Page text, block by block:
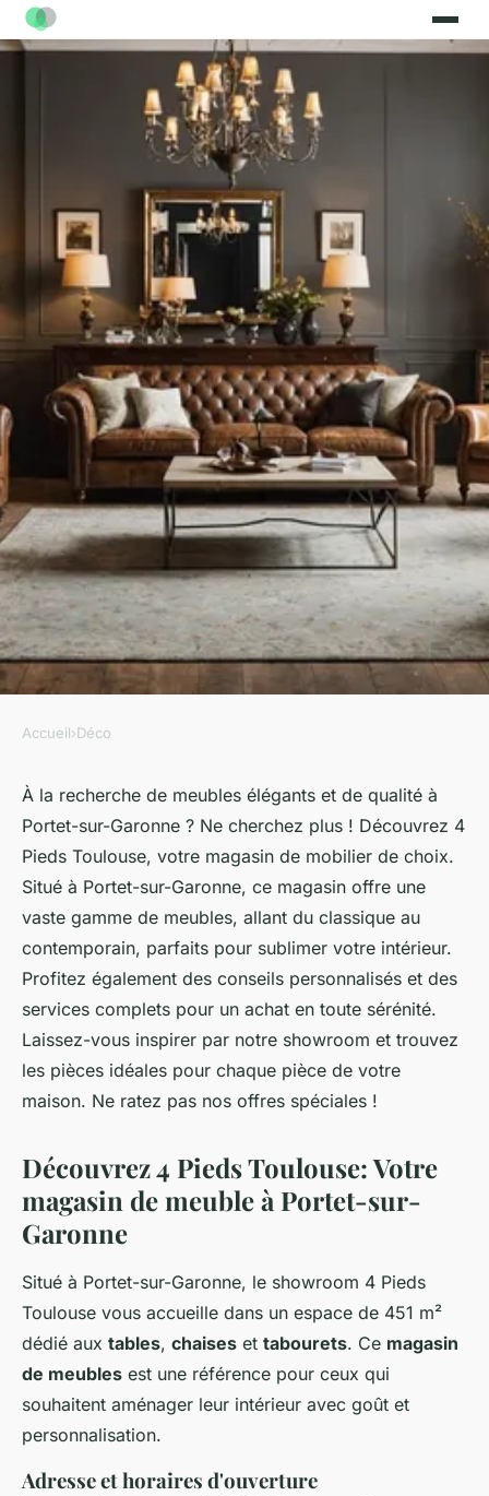
Découvrez 4 pieds toulouse:
votre magasin de meuble à
portet-sur-garonne
sébastienne•14 août 2024•5 min de lecture
Accueil›Déco
À la recherche de meubles élégants et de qualité à
Portet-sur-Garonne ? Ne cherchez plus ! Découvrez 4
Pieds Toulouse, votre magasin de mobilier de choix.
Situé à Portet-sur-Garonne, ce magasin offre une
vaste gamme de meubles, allant du classique au
contemporain, parfaits pour sublimer votre intérieur.
Profitez également des conseils personnalisés et des
services complets pour un achat en toute sérénité.
Laissez-vous inspirer par notre showroom et trouvez
les pièces idéales pour chaque pièce de votre
maison. Ne ratez pas nos offres spéciales !
Découvrez 4 Pieds Toulouse: Votre
magasin de meuble à Portet-sur-
Garonne
Situé à Portet-sur-Garonne, le showroom 4 Pieds
Toulouse vous accueille dans un espace de 451 m²
dédié aux tables, chaises et tabourets. Ce magasin
de meubles est une référence pour ceux qui
souhaitent aménager leur intérieur avec goût et
personnalisation.
Adresse et horaires d'ouverture